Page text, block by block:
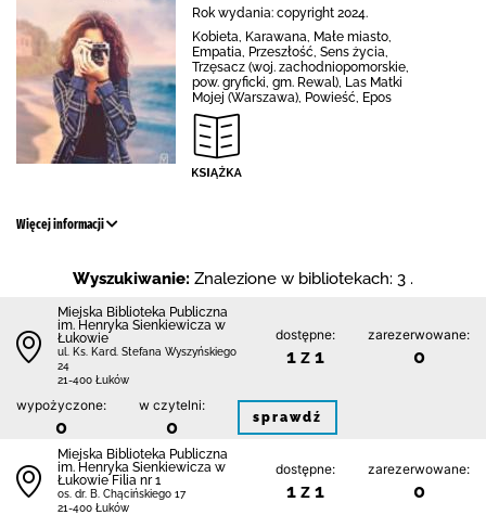
Rok wydania: copyright 2024.
Kobieta, Karawana, Małe miasto,
Empatia, Przeszłość, Sens życia,
Trzęsacz (woj. zachodniopomorskie,
pow. gryficki, gm. Rewal), Las Matki
Mojej (Warszawa), Powieść, Epos
Więcej informacji
Wyszukiwanie: Znalezione w bibliotekach: 3 .
Miejska Biblioteka Publiczna
im. Henryka Sienkiewicza w
Łukowie
ul. Ks. Kard. Stefana Wyszyńskiego
24
21-400 Łuków
dostępne:
1 z 1
zarezerwowane:
0
wypożyczone:
0
w czytelni:
0 sprawdź
Miejska Biblioteka Publiczna
im. Henryka Sienkiewicza w
Łukowie Filia nr 1
os. dr. B. Chącińskiego 17
21-400 Łuków
dostępne:
1 z 1
zarezerwowane:
0